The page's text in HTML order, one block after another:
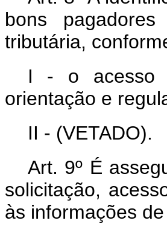
bons
tributária,
I - o acesso
orientação e
II - (VETADO).
Art. 9º É
solicitação,
às informações